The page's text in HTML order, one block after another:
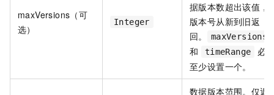
maxVersions（可
选）
Integer
据版本数超出该值，
版本号从新到旧返
回。
maxVersions
和 timeRange
必
至少设置一个。
数据版本范围。仅返